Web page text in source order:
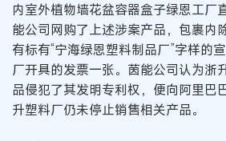
内室外植物墙花盆容器盒子绿恩工厂
能公司网购了上述涉案产品，包裹内
有标有“宁海绿恩塑料制品厂”字样的
厂开具的发票一张。茵能公司认为浙
品侵犯了其发明专利权，便向阿里巴
升塑料厂仍未停止销售相关产品。